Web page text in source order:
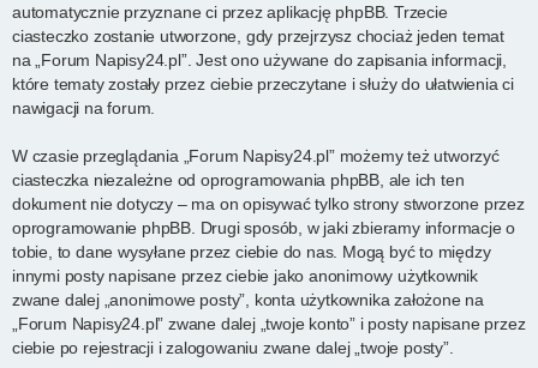
automatycznie przyznane ci przez aplikację phpBB. Trzecie
ciasteczko zostanie utworzone, gdy przejrzysz chociaż jeden temat
na „Forum Napisy24.pl”. Jest ono używane do zapisania informacji,
które tematy zostały przez ciebie przeczytane i służy do ułatwienia ci
nawigacji na forum.
W czasie przeglądania „Forum Napisy24.pl” możemy też utworzyć
ciasteczka niezależne od oprogramowania phpBB, ale ich ten
dokument nie dotyczy – ma on opisywać tylko strony stworzone przez
oprogramowanie phpBB. Drugi sposób, w jaki zbieramy informacje o
tobie, to dane wysyłane przez ciebie do nas. Mogą być to między
innymi posty napisane przez ciebie jako anonimowy użytkownik
zwane dalej „anonimowe posty”, konta użytkownika założone na
„Forum Napisy24.pl” zwane dalej „twoje konto” i posty napisane przez
ciebie po rejestracji i zalogowaniu zwane dalej „twoje posty”.